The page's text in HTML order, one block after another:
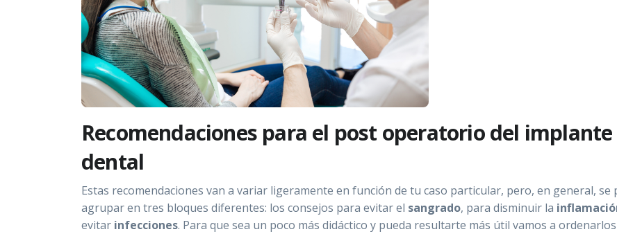
Contacto
Recomendaciones para el post operatorio del implante
dental
Estas recomendaciones van a variar ligeramente en función de tu caso particular, pero, en general, se
agrupar en tres bloques diferentes: los consejos para evitar el sangrado, para disminuir la
evitar infecciones. Para que sea un poco más didáctico y pueda resultarte más útil vamos a